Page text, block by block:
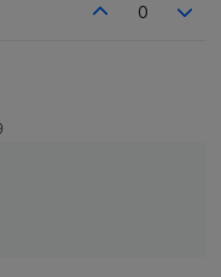
0
ein Unterschied
nun auch der Befehl
nicht ob er